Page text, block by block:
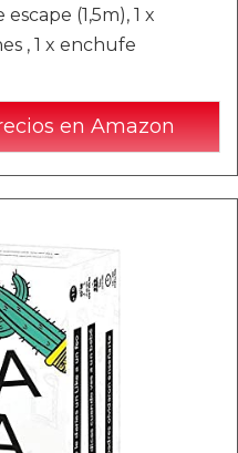
(1,5m), 1 x
, 1 x enchufe
en Amazon